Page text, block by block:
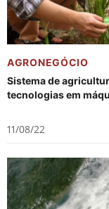
AGRONEGÓCIO
Sistema de
tecnologias em
11/08/22